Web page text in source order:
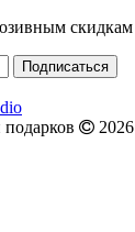
скидкам
2026